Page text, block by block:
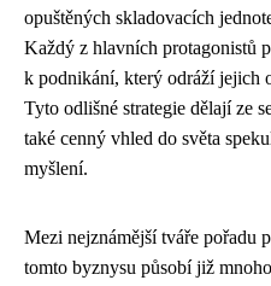
opuštěných skladovacích
Každý z hlavních protagonistů
k podnikání, který odráží jejich
Tyto odlišné strategie dělají ze
také cenný vhled do světa
myšlení.
Mezi nejznámější tváře pořadu
tomto byznysu působí již